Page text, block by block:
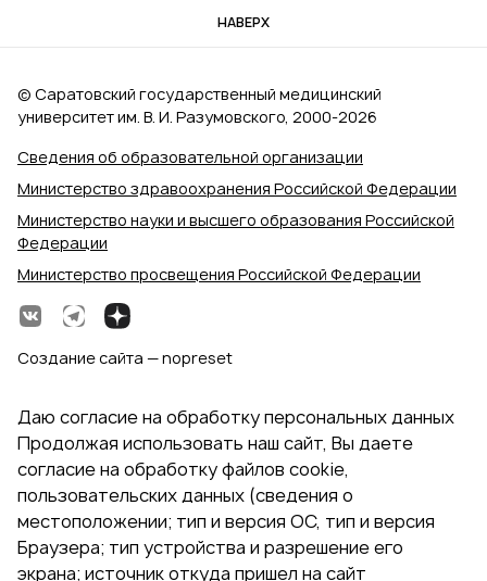
НАВЕРХ
Сведения об образовательной организации
Министерство здравоохранения Российской Федерации
Министерство науки и высшего образования Российской
Федерации
Министерство просвещения Российской Федерации
© Саратовский государственный медицинский
университет им. В. И. Разумовского, 2000‑2026
Создание сайта — nopreset
Даю согласие на обработку персональных данных
Продолжая использовать наш сайт, Вы даете
согласие на обработку файлов cookie,
пользовательских данных (сведения о
местоположении; тип и версия ОС, тип и версия
Браузера; тип устройства и разрешение его
экрана; источник откуда пришел на сайт